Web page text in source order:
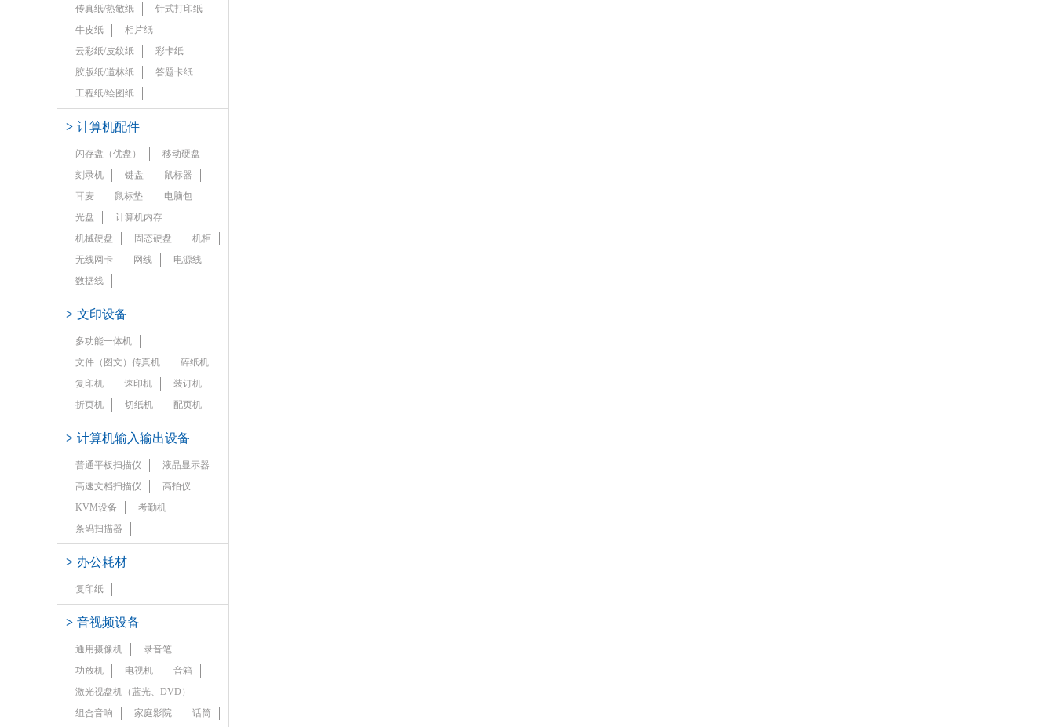
传真纸/热敏纸
针式打印纸
牛皮纸
相片纸
云彩纸/皮纹纸
彩卡纸
胶版纸/道林纸
答题卡纸
工程纸/绘图纸
> 计算机配件
闪存盘（优盘）
移动硬盘
刻录机
键盘
鼠标器
耳麦
鼠标垫
电脑包
光盘
计算机内存
机械硬盘
固态硬盘
机柜
无线网卡
网线
电源线
数据线
> 文印设备
多功能一体机
文件（图文）传真机
碎纸机
复印机
速印机
装订机
折页机
切纸机 配页机
> 计算机输入输出设备
普通平板扫描仪
液晶显示器
高速文档扫描仪
高拍仪
KVM设备
考勤机
条码扫描器
> 办公耗材
复印纸
> 音视频设备
通用摄像机
录音笔
功放机
电视机
音箱
激光视盘机（蓝光、DVD）
组合音响
家庭影院
话筒